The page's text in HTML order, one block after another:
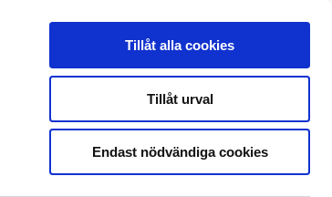
Tillåt alla cookies
Tillåt urval
Endast nödvändiga cookies